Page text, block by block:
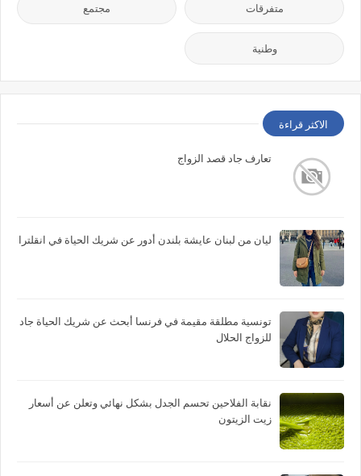
متفرقات مجتمع
وطنية
الاكثر قراءة
تعارف جاد قصد الزواج
ليان من لبنان عايشة بلندن أدور عن شريك الحياة في انقلترا
تونسية مطلقة مقيمة في فرنسا أبحث عن شريك الحياة جاد
للزواج الحلال
نقابة الفلاحين تحسم الجدل بشكل نهائي وتعلن عن أسعار
زيت الزيتون